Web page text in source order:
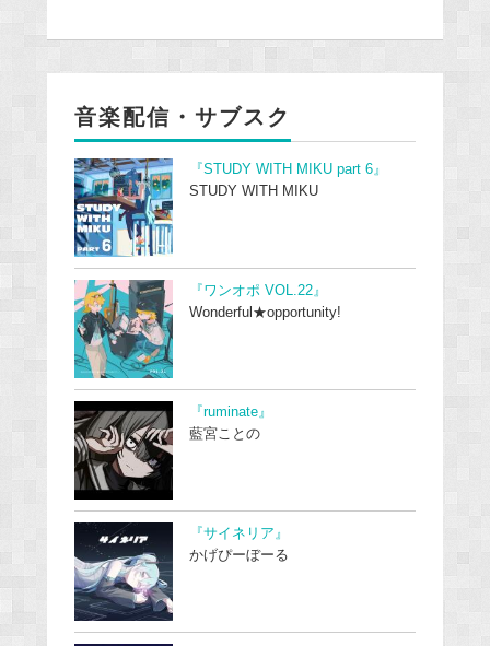
音楽配信・サブスク
『STUDY WITH MIKU part 6』
STUDY WITH MIKU
『ワンオポ VOL.22』
Wonderful★opportunity!
『ruminate』
藍宮ことの
『サイネリア』
かげぴーぼーる